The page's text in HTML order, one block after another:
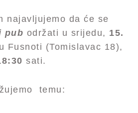
najavljujemo da će se
pub održati u srijedu, 15.
u Fusnoti (Tomislavac 18),
sati.
temu: